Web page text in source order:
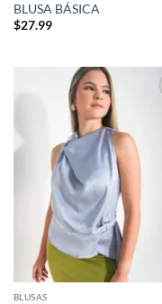
BLUSA BÁSICA
$27.99
BLUSAS